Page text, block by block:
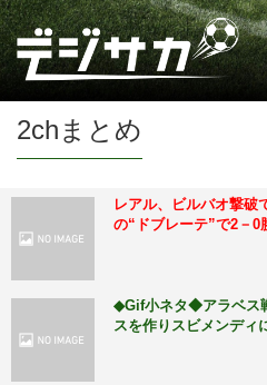
2chまとめ
レアル、ビルバオ撃
の“ドブレーテ”で2－0
◆Gif小ネタ◆アラベス
スを作りスビメンディ